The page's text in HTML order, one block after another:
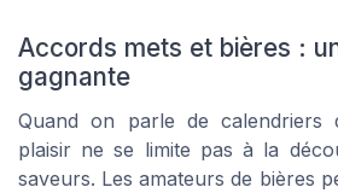
Accords mets et bières :
gagnante
Quand on parle de calendriers
plaisir ne se limite pas à la
saveurs. Les amateurs de bières